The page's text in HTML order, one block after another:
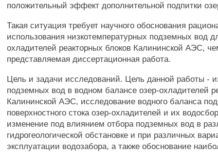
положительный эффект дополнительной подпитки
Такая ситуация требует научного обоснования
использования низкотемпературных подземных вод
охладителей реакторных блоков Калининской АЭС,
представляемая диссертационная работа.
Цель и задачи исследований. Цель данной работы -
подземных вод в водном балансе озер-охладителей
Калининской АЭС, исследование водного баланса
поверхностного стока озер-охладителей и их
изменение под влиянием отбора подземных вод в
гидрогеологической обстановке и при различных
эксплуатации водозабора, а также обоснование